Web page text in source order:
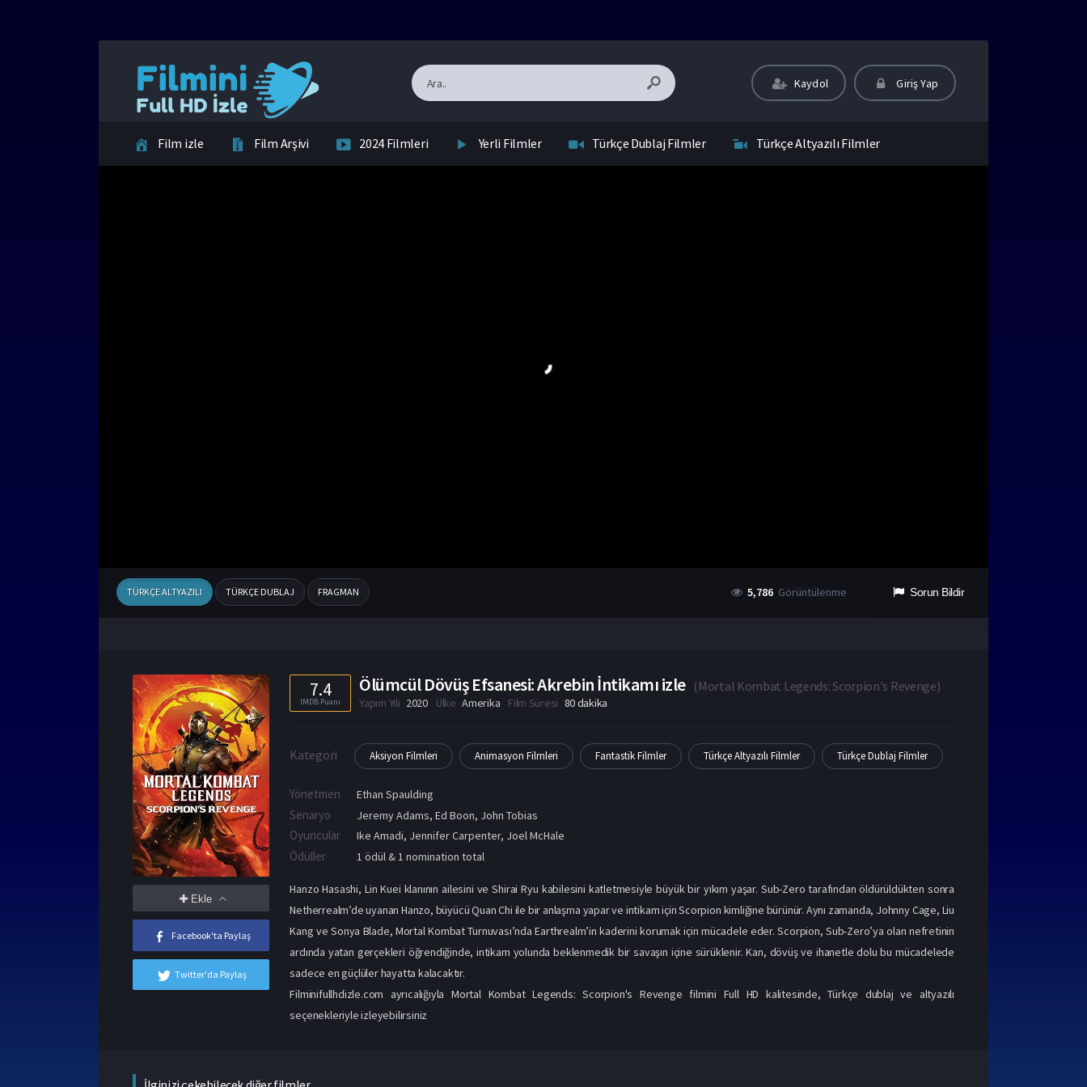
Kaydol Giriş Yap
Film izle Film Arşivi 2024 Filmleri Yerli Filmler Türkçe Dublaj Filmler Türkçe Altyazılı Filmler
TÜRKÇE ALTYAZILI TÜRKÇE DUBLAJ FRAGMAN 5,786 Görüntülenme Sorun Bildir
Ekle
Facebook'ta Paylaş
Twitter'da Paylaş
7.4
IMDB Puanı
Ölümcül Dövüş Efsanesi: Akrebin İntikamı izle (Mortal Kombat Legends: Scorpion's Revenge)
Yapım Yılı 2020 Ülke Amerika Film Süresi 80 dakika
Kategori Aksiyon Filmleri Animasyon Filmleri Fantastik Filmler Türkçe Altyazılı Filmler Türkçe Dublaj Filmler
Yönetmen Ethan Spaulding
Senaryo Jeremy Adams, Ed Boon, John Tobias
Oyuncular Ike Amadi, Jennifer Carpenter, Joel McHale
Ödüller 1 ödül & 1 nomination total
Hanzo Hasashi, Lin Kuei klanının ailesini ve Shirai Ryu kabilesini katletmesiyle büyük bir yıkım yaşar. Sub-Zero tarafından öldürüldükten sonra
Netherrealm’de uyanan Hanzo, büyücü Quan Chi ile bir anlaşma yapar ve intikam için Scorpion kimliğine bürünür. Aynı zamanda, Johnny Cage, Liu
Kang ve Sonya Blade, Mortal Kombat Turnuvası’nda Earthrealm’in kaderini korumak için mücadele eder. Scorpion, Sub-Zero’ya olan nefretinin
ardında yatan gerçekleri öğrendiğinde, intikam yolunda beklenmedik bir savaşın içine sürüklenir. Kan, dövüş ve ihanetle dolu bu mücadelede
sadece en güçlüler hayatta kalacaktır.
Filminifullhdizle.com ayrıcalığıyla Mortal Kombat Legends: Scorpion's Revenge filmini Full HD kalitesinde, Türkçe dublaj ve altyazılı
seçenekleriyle izleyebilirsiniz